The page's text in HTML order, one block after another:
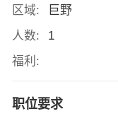
区域:
巨野
人数:
1
福利:
职位要求